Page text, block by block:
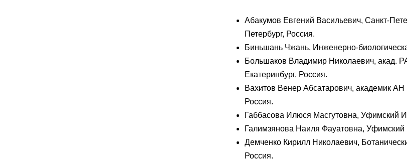
Абакумов Евгений Васильевич, Санкт-
Петербург, Россия.
Биньшань Чжань, Инженерно-
Большаков Владимир Николаевич, акад.
Екатеринбург, Россия.
Вахитов Венер Абсатарович, академик
Россия.
Габбасова Илюся Масгутовна, Уфимский
Галимзянова Наиля Фауатовна,
Демченко Кирилл Николаевич,
Россия.